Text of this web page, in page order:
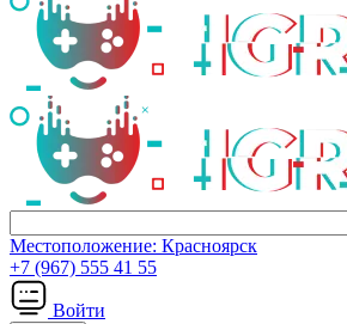
Местоположение: Красноярск
+7 (967) 555 41 55
Войти